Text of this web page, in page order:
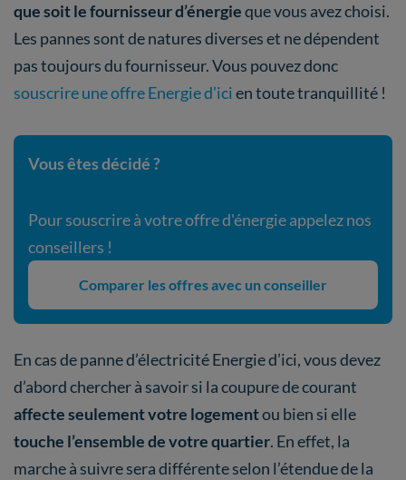
que soit le fournisseur d’énergieque vous avez choisi.
Les pannes sont de natures diverses et ne dépendent
pas toujours du fournisseur. Vous pouvez donc
souscrire une offre Energie d’icien toute tranquillité !
Vous êtes décidé ?
Pour souscrire à votre offre d'énergie appelez nos
conseillers !
Comparer les offres avec un conseiller
En cas de panne d’électricité Energie d’ici, vous devez
d’abord chercher à savoir si la coupure de courant
affecte seulement votre logementou bien si elle
touche l’ensemble de votre quartier. En effet, la
marche à suivre sera différente selon l’étendue de la